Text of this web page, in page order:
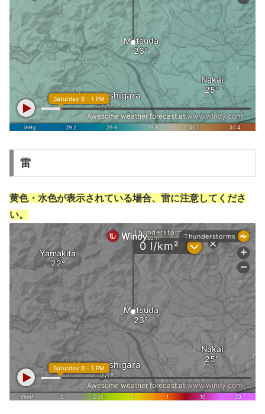
雷
黄色・水色が表示されている場合、雷に注意してくださ
い。